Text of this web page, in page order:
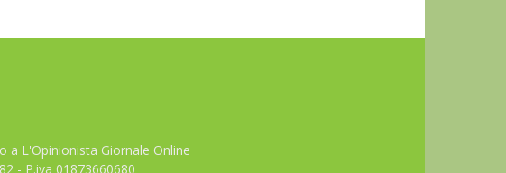
a L'Opinionista Giornale Online
- P.iva 01873660680